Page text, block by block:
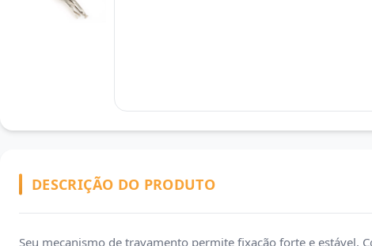
DESCRIÇÃO DO PRODUTO
Seu mecanismo de travamento permite fixação forte e estável.